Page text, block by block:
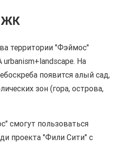
ЖК
территории "Фэймос"
На
появится алый сад,
зон (гора, острова,
смогут пользоваться
проекта "Фили Сити" с